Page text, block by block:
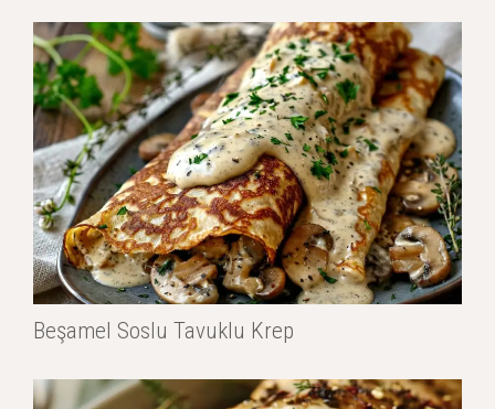
Beşamel Soslu Tavuklu Krep